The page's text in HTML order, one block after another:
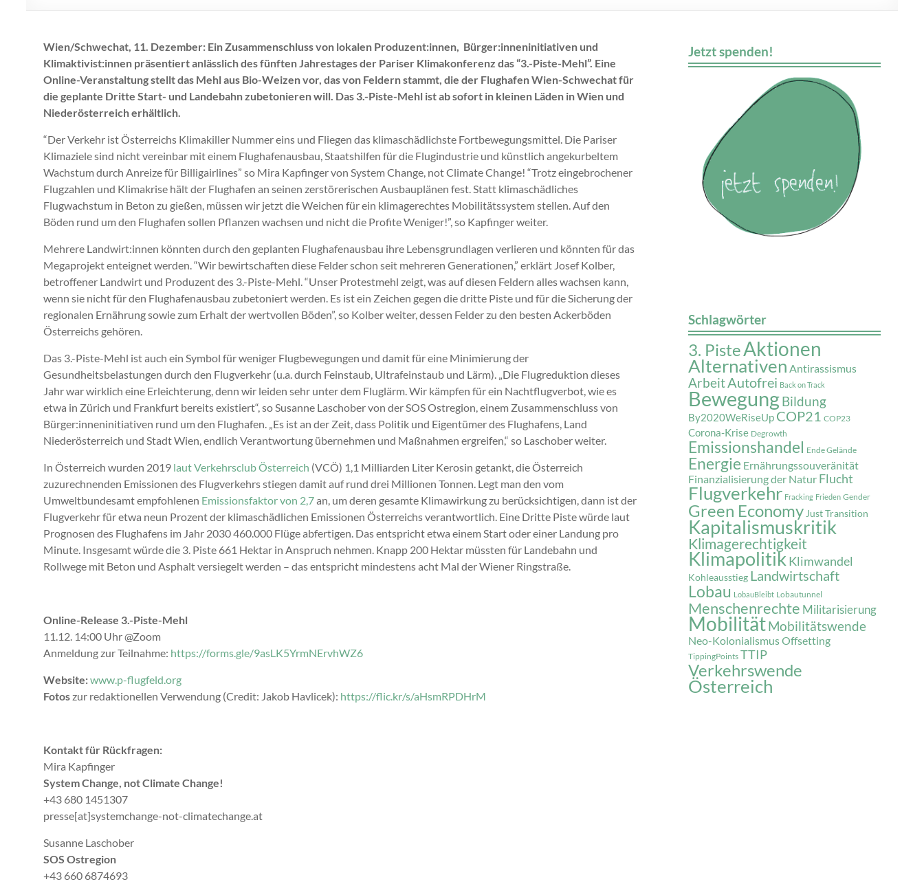
Wien/Schwechat, 11. Dezember: Ein Zusammenschluss von lokalen Produzent:innen, Bürger:inneninitiativen und
Klimaktivist:innen präsentiert anlässlich des fünften Jahrestages der Pariser Klimakonferenz das “3.-Piste-Mehl”. Eine
Online-Veranstaltung stellt das Mehl aus Bio-Weizen vor, das von Feldern stammt, die der Flughafen Wien-Schwechat für
die geplante Dritte Start- und Landebahn zubetonieren will. Das 3.-Piste-Mehl ist ab sofort in kleinen Läden in Wien und
Niederösterreich erhältlich.
“Der Verkehr ist Österreichs Klimakiller Nummer eins und Fliegen das klimaschädlichste Fortbewegungsmittel. Die Pariser
Klimaziele sind nicht vereinbar mit einem Flughafenausbau, Staatshilfen für die Flugindustrie und künstlich angekurbeltem
Wachstum durch Anreize für Billigairlines” so Mira Kapfinger von System Change, not Climate Change! “Trotz eingebrochener
Flugzahlen und Klimakrise hält der Flughafen an seinen zerstörerischen Ausbauplänen fest. Statt klimaschädliches
Flugwachstum in Beton zu gießen, müssen wir jetzt die Weichen für ein klimagerechtes Mobilitätssystem stellen. Auf den
Böden rund um den Flughafen sollen Pflanzen wachsen und nicht die Profite Weniger!”, so Kapfinger weiter.
Mehrere Landwirt:innen könnten durch den geplanten Flughafenausbau ihre Lebensgrundlagen verlieren und könnten für das
Megaprojekt enteignet werden. “Wir bewirtschaften diese Felder schon seit mehreren Generationen,” erklärt Josef Kolber,
betroffener Landwirt und Produzent des 3.-Piste-Mehl. “Unser Protestmehl zeigt, was auf diesen Feldern alles wachsen kann,
wenn sie nicht für den Flughafenausbau zubetoniert werden. Es ist ein Zeichen gegen die dritte Piste und für die Sicherung der
regionalen Ernährung sowie zum Erhalt der wertvollen Böden”, so Kolber weiter, dessen Felder zu den besten Ackerböden
Österreichs gehören.
Das 3.-Piste-Mehl ist auch ein Symbol für weniger Flugbewegungen und damit für eine Minimierung der
Gesundheitsbelastungen durch den Flugverkehr (u.a. durch Feinstaub, Ultrafeinstaub und Lärm). „Die Flugreduktion dieses
Jahr war wirklich eine Erleichterung, denn wir leiden sehr unter dem Fluglärm. Wir kämpfen für ein Nachtflugverbot, wie es
etwa in Zürich und Frankfurt bereits existiert“, so Susanne Laschober von der SOS Ostregion, einem Zusammenschluss von
Bürger:inneninitiativen rund um den Flughafen. „Es ist an der Zeit, dass Politik und Eigentümer des Flughafens, Land
Niederösterreich und Stadt Wien, endlich Verantwortung übernehmen und Maßnahmen ergreifen,“ so Laschober weiter.
In Österreich wurden 2019 laut Verkehrsclub Österreich (VCÖ) 1,1 Milliarden Liter Kerosin getankt, die Österreich
zuzurechnenden Emissionen des Flugverkehrs stiegen damit auf rund drei Millionen Tonnen. Legt man den vom
Umweltbundesamt empfohlenen Emissionsfaktor von 2,7an, um deren gesamte Klimawirkung zu berücksichtigen, dann ist der
Flugverkehr für etwa neun Prozent der klimaschädlichen Emissionen Österreichs verantwortlich. Eine Dritte Piste würde laut
Prognosen des Flughafens im Jahr 2030 460.000 Flüge abfertigen. Das entspricht etwa einem Start oder einer Landung pro
Minute. Insgesamt würde die 3. Piste 661 Hektar in Anspruch nehmen. Knapp 200 Hektar müssten für Landebahn und
Rollwege mit Beton und Asphalt versiegelt werden – das entspricht mindestens acht Mal der Wiener Ringstraße.
Online-Release 3.-Piste-Mehl
11.12. 14:00 Uhr @Zoom
Anmeldung zur Teilnahme: https://forms.gle/9asLK5YrmNErvhWZ6
Website:www.p-flugfeld.org
Fotoszur redaktionellen Verwendung (Credit: Jakob Havlicek): https://flic.kr/s/aHsmRPDHrM
Kontakt für Rückfragen:
Mira Kapfinger
System Change, not Climate Change!
+43 680 1451307
presse[at]systemchange-not-climatechange.at
Susanne Laschober
SOS Ostregion
+43 660 6874693
Jetzt spenden!
Schlagwörter
3. PisteAktionen
Alternativen Antirassismus
ArbeitAutofrei Back on Track
BewegungBildung
By2020WeRiseUp COP21 COP23
Corona-Krise Degrowth
Emissionshandel Ende Gelände
Energie Ernährungssouveränität
Finanzialisierung der Natur Flucht
Flugverkehr Fracking Frieden Gender
Green EconomyJust Transition
Kapitalismuskritik
Klimagerechtigkeit
Klimapolitik Klimwandel
Kohleausstieg Landwirtschaft
Lobau LobauBleibt Lobautunnel
Menschenrechte Militarisierung
MobilitätMobilitätswende
Neo-KolonialismusOffsetting
TippingPoints TTIP
Verkehrswende
Österreich